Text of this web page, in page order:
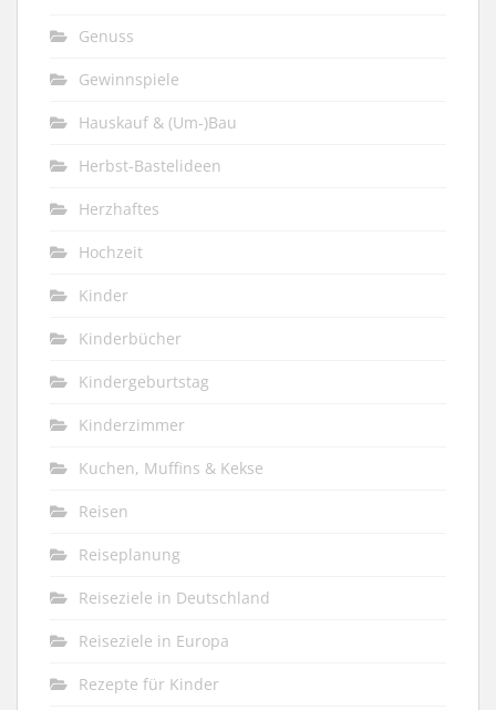
Genuss
Gewinnspiele
Hauskauf & (Um-)Bau
Herbst-Bastelideen
Herzhaftes
Hochzeit
Kinder
Kinderbücher
Kindergeburtstag
Kinderzimmer
Kuchen, Muffins & Kekse
Reisen
Reiseplanung
Reiseziele in Deutschland
Reiseziele in Europa
Rezepte für Kinder